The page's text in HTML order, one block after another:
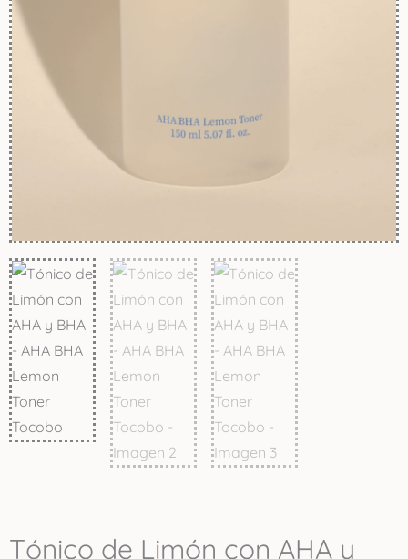
Tónico de Limón con AHA y